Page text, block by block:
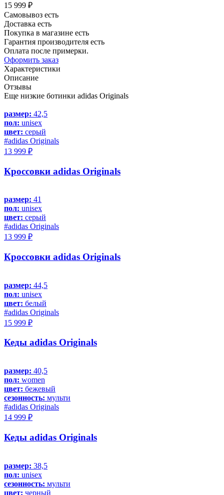
15 999 ₽
Самовывоз есть
Доставка есть
Покупка в магазине есть
Гарантия производителя есть
Оплата после примерки.
Оформить заказ
Характеристики
Описание
Отзывы
Еще низкие ботинки adidas Originals
размер: 42,5
пол: unisex
цвет: серый
#adidas Originals
13 999 ₽
Кроссовки adidas Originals
размер: 41
пол: unisex
цвет: серый
#adidas Originals
13 999 ₽
Кроссовки adidas Originals
размер: 44,5
пол: unisex
цвет: белый
#adidas Originals
15 999 ₽
Кеды adidas Originals
размер: 40,5
пол: women
цвет: бежевый
сезонность: мульти
#adidas Originals
14 999 ₽
Кеды adidas Originals
размер: 38,5
пол: unisex
сезонность: мульти
цвет: черный